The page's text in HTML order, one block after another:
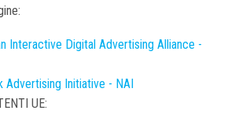
Interactive Digital Advertising Alliance -
Advertising Initiative - NAI
UE: